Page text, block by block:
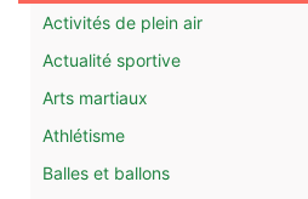
Activités de plein air
Actualité sportive
Arts martiaux
Athlétisme
Balles et ballons